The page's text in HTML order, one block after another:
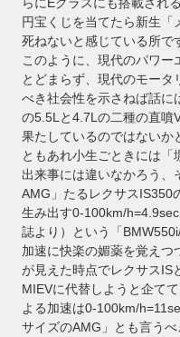
円宝くじを当てたら新生「
死ねないと感じている所で
このように、現代のパワー
とどまらず、現代のモー
べき社会性を示さねば話に
の5.5Lと4.7Lの二種の直噴
果たしているのではないか
ともあれ小生ごときには
出来事には違いなかろう、
AMG」たるレクサスIS350
生み出す0-100km/
誌より）という「
加速に快楽の媚薬を覚えつ
が見えた時点でレクサスIS
MIEVに代替しようと企て
よる加速は0-100km/
サイズのAMG」とも言う